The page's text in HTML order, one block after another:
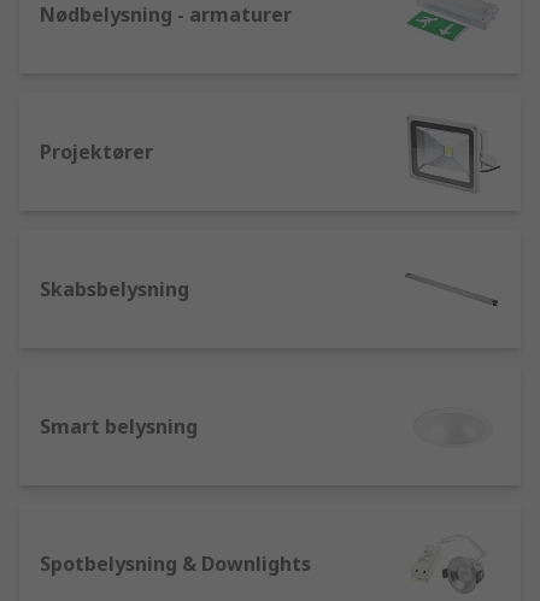
Nødbelysning - armaturer
Projektører
Skabsbelysning
Smart belysning
Spotbelysning & Downlights